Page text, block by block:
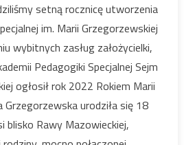
Rok
Marii
Grzegorzewskiej
setną rocznicę utworzenia
im. Marii Grzegorzewskiej
wybitnych zasług założycielki,
Pedagogiki Specjalnej Sejm
ogłosił rok 2022 Rokiem Marii
Grzegorzewska urodziła się 18
blisko Rawy Mazowieckiej,